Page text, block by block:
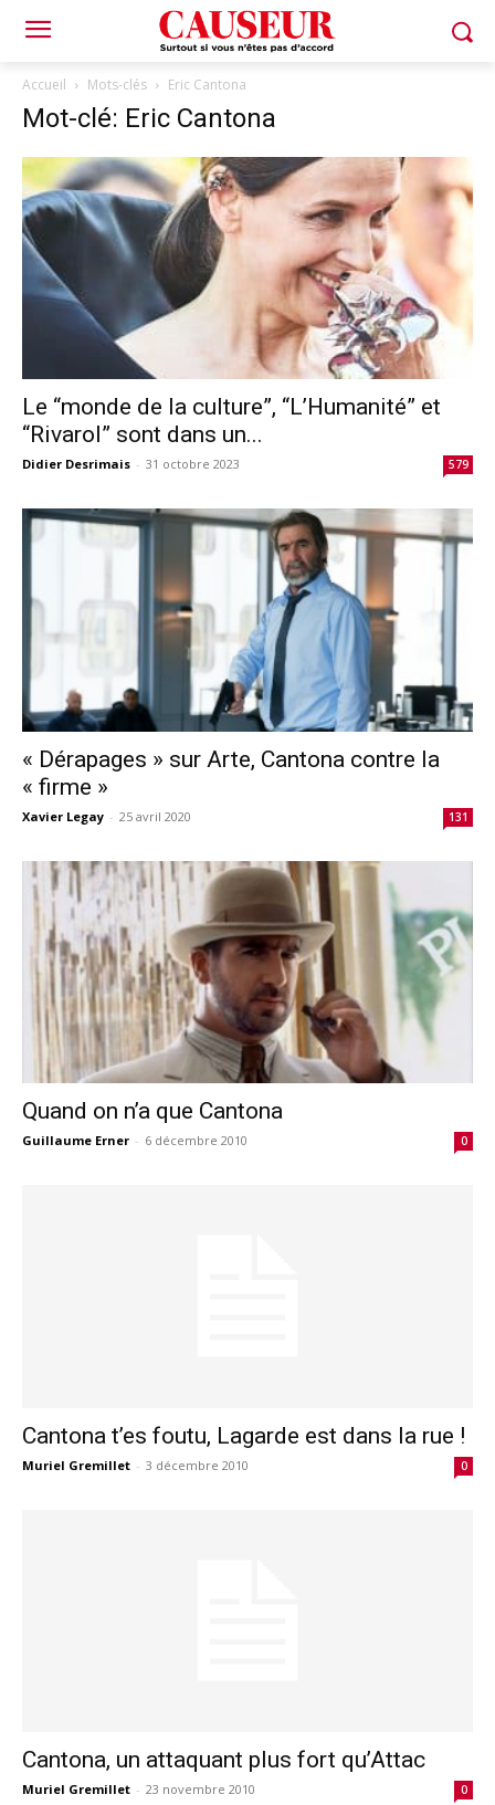
Accueil Mots-clés Eric Cantona
Mot-clé: Eric Cantona
Le “monde de la culture”, “L’Humanité” et
“Rivarol” sont dans un...
Didier Desrimais - 31 octobre 2023 579
« Dérapages » sur Arte, Cantona contre la
« firme »
Xavier Legay - 25 avril 2020 131
Quand on n’a que Cantona
Guillaume Erner - 6 décembre 2010 0
Cantona t’es foutu, Lagarde est dans la rue !
Muriel Gremillet - 3 décembre 2010 0
Cantona, un attaquant plus fort qu’Attac
Muriel Gremillet - 23 novembre 2010 0